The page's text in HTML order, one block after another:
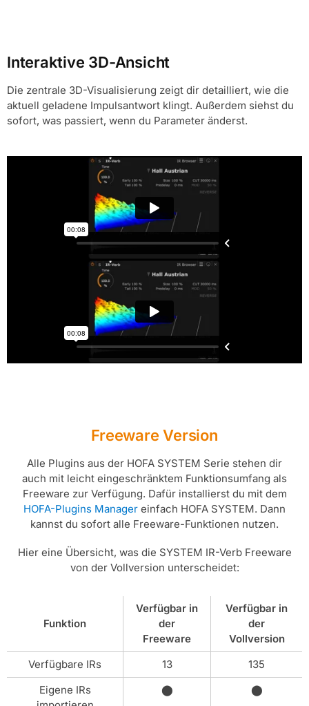
Interaktive 3D-Ansicht
Die zentrale 3D-Visualisierung zeigt dir detailliert, wie die
aktuell geladene Impulsantwort klingt. Außerdem siehst du
sofort, was passiert, wenn du Parameter änderst.
Freeware Version
Alle Plugins aus der HOFA SYSTEM Serie stehen dir
auch mit leicht eingeschränktem Funktionsumfang als
Freeware zur Verfügung. Dafür installierst du mit dem
HOFA-Plugins Manager einfach HOFA SYSTEM. Dann
kannst du sofort alle Freeware-Funktionen nutzen.
Hier eine Übersicht, was die SYSTEM IR-Verb Freeware
von der Vollversion unterscheidet:
Funktion
Verfügbar in
der
Freeware
Verfügbar in
der
Vollversion
Verfügbare IRs
13
135
Eigene IRs
⬤ ⬤